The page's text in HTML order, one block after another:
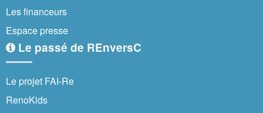
Les financeurs
Espace presse
Le passé de REnversC
Le projet FAI-Re
RenoKids